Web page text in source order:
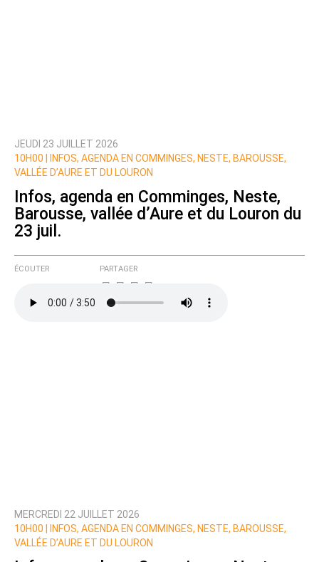
Prévenez-moi de tous les nouveaux commentaires
de cette discussion par email
JEUDI 23 JUILLET 2026
10H00 |
INFOS, AGENDA EN COMMINGES, NESTE, BAROUSSE,
VALLÉE D’AURE ET DU LOURON
Infos, agenda en Comminges, Neste,
Barousse, vallée d’Aure et du Louron du
23 juil.
ÉCOUTER PARTAGER
MERCREDI 22 JUILLET 2026
10H00 |
INFOS, AGENDA EN COMMINGES, NESTE, BAROUSSE,
VALLÉE D’AURE ET DU LOURON